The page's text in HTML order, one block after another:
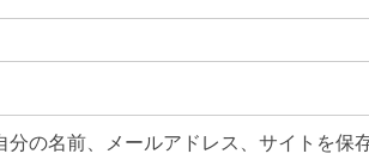
の名前、メールアドレス、サイトを保存